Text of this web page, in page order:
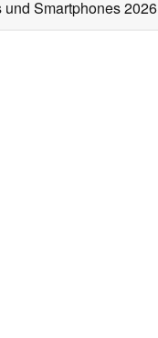
und Smartphones 2026